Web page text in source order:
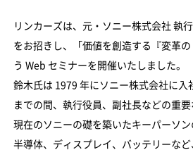
リンカーズは、元・ソニー株式会社 執
をお招きし、「価値を創造する『変革
う Web セミナーを開催いたしました。
鈴木氏は 1979 年にソニー株式会社に入
までの間、執行役員、副社長などの重要
現在のソニーの礎を築いたキーパーソン
半導体、ディスプレイ、バッテリーな